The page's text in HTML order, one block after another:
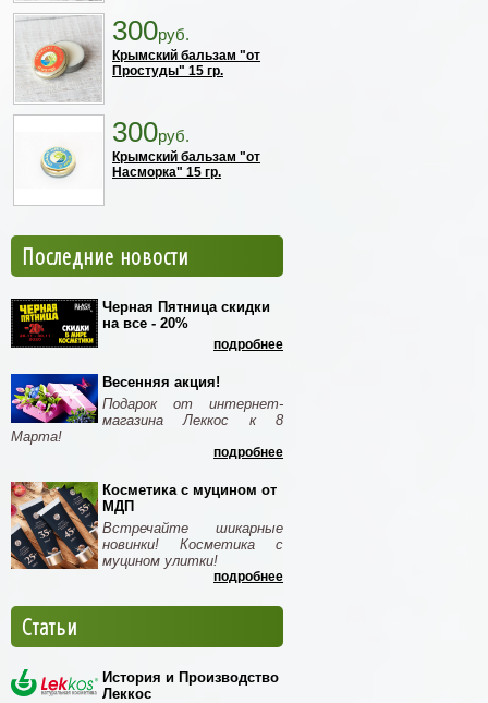
300руб.
Крымский бальзам "от
Простуды" 15 гр.
300руб.
Крымский бальзам "от
Насморка" 15 гр.
Последние новости
Черная Пятница скидки
на все - 20%
подробнее
Весенняя акция!
Подарок от интернет-
магазина Леккос к 8
Марта!
подробнее
Косметика с муцином от
МДП
Встречайте шикарные
новинки! Косметика с
муцином улитки!
подробнее
Статьи
История и Производство
Леккос